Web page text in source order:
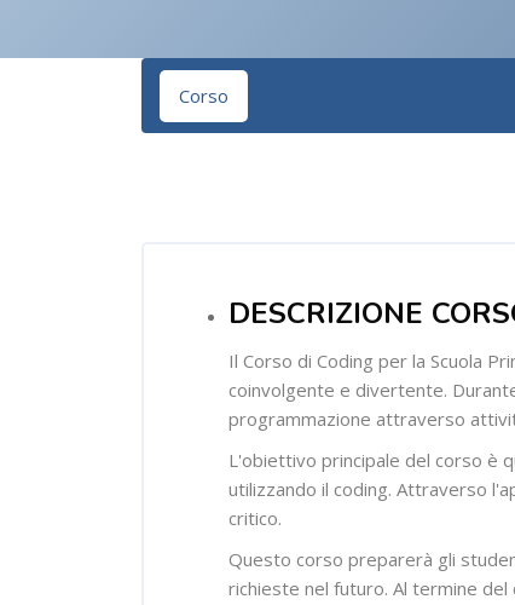
Vai al contenuto principale
Corso
DESCRIZIONE
Il Corso di Coding per la Scuola
coinvolgente e divertente.
programmazione attraverso
L'obiettivo principale del corso è
utilizzando il coding. Attraverso
critico.
Questo corso preparerà gli
richieste nel futuro. Al termine